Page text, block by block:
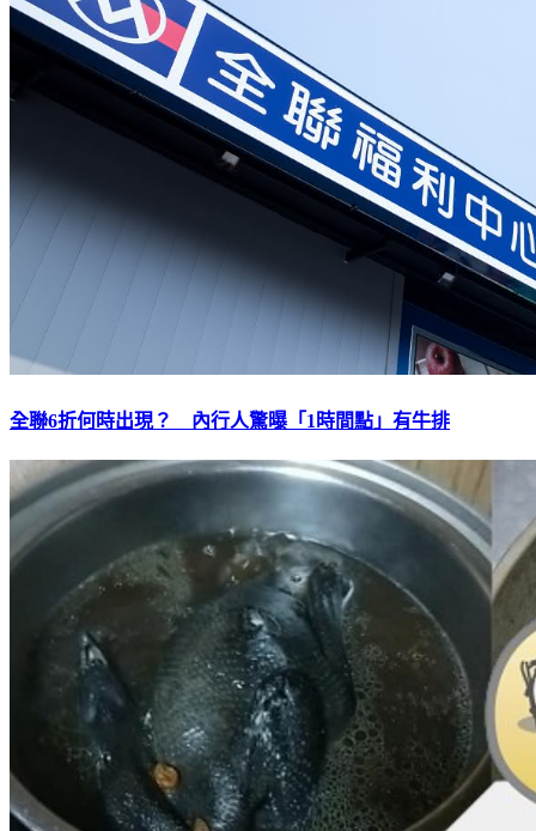
全聯6折何時出現？ 內行人驚曝「1時間點」有牛排